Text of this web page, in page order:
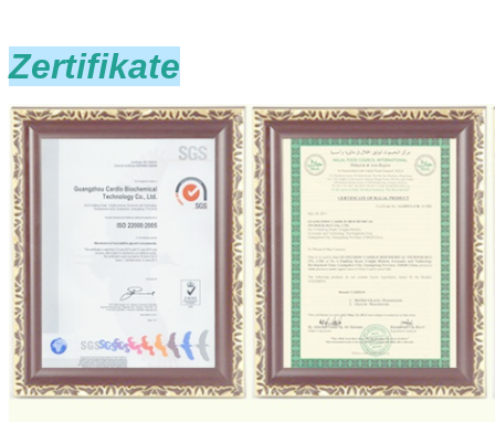
Zertifikate